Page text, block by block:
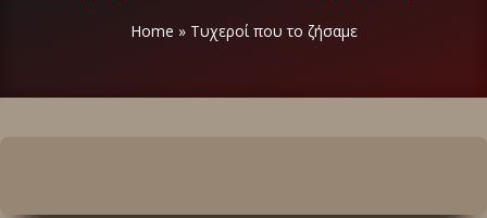
Home » Τυχεροί που το ζήσαμε